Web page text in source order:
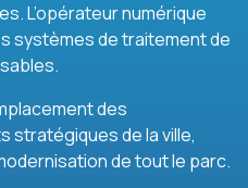
L’opérateur numérique
systèmes de traitement de
des
stratégiques de la ville,
de tout le parc.